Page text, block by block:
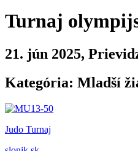
Turnaj
21. jún 2025,
Kategória: Mladší
Judo Turnaj